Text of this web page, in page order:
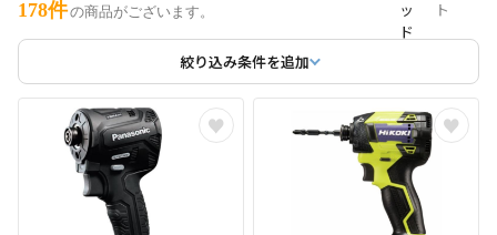
178件の商品がございます。
絞り込み条件を追加